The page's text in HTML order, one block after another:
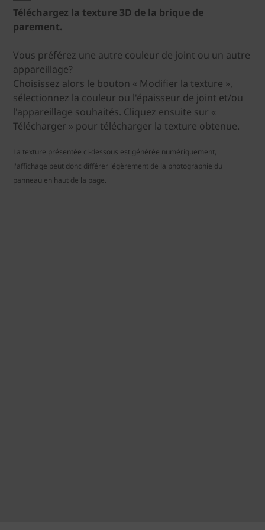
Téléchargez la texture 3D de la brique de
parement.
Vous préférez une autre couleur de joint ou un autre
appareillage?
Choisissez alors le bouton « Modifier la texture »,
sélectionnez la couleur ou l'épaisseur de joint et/ou
l'appareillage souhaités. Cliquez ensuite sur «
Télécharger » pour télécharger la texture obtenue.
La texture présentée ci-dessous est générée numériquement,
l'affichage peut donc différer légèrement de la photographie du
panneau en haut de la page.